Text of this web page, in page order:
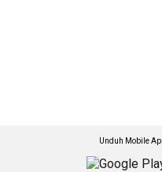
Unduh Mobile